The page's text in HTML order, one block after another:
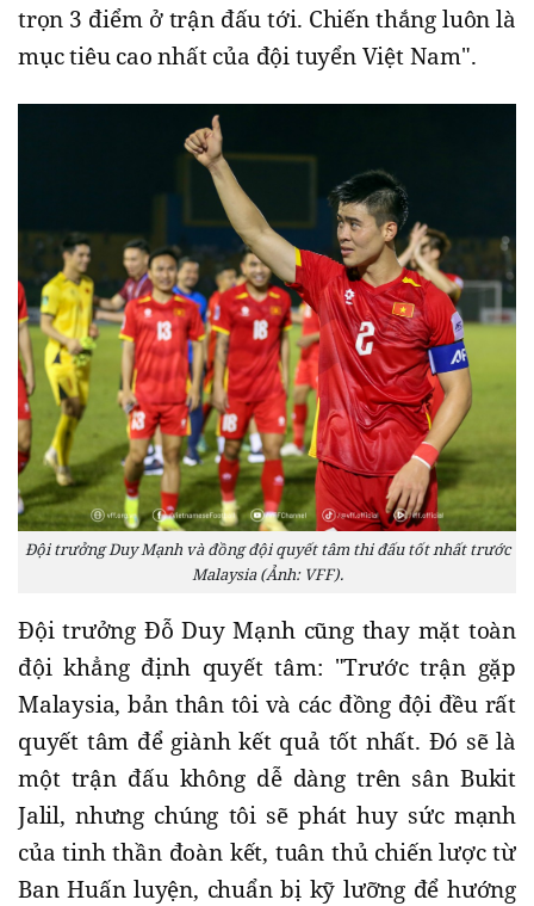
trọn 3 điểm ở trận đấu tới. Chiến thắng luôn là
mục tiêu cao nhất của đội tuyển Việt Nam".
Đội trưởng Duy Mạnh và đồng đội quyết tâm thi đấu tốt nhất trước
Malaysia (Ảnh: VFF).
Đội trưởng Đỗ Duy Mạnh cũng thay mặt toàn
đội khẳng định quyết tâm: "Trước trận gặp
Malaysia, bản thân tôi và các đồng đội đều rất
quyết tâm để giành kết quả tốt nhất. Đó sẽ là
một trận đấu không dễ dàng trên sân Bukit
Jalil, nhưng chúng tôi sẽ phát huy sức mạnh
của tinh thần đoàn kết, tuân thủ chiến lược từ
Ban Huấn luyện, chuẩn bị kỹ lưỡng để hướng